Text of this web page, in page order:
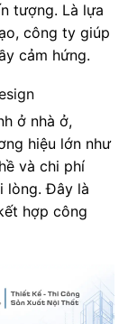
tượng. Là lựa
công ty giúp
cảm hứng.
ở nhà ở,
hiệu lớn như
và chi phí
lòng. Đây là
hợp công